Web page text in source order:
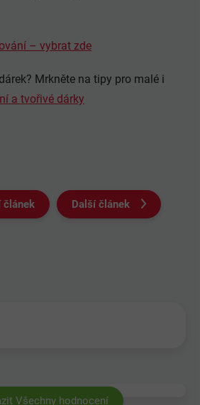
– vybrat zde
Mrkněte na tipy pro malé i
a tvořivé dárky
článek Další článek
Všechny hodnocení